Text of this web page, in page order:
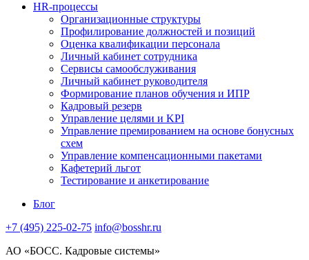
HR-процессы
Организационные структуры
Профилирование должностей и позиций
Оценка квалификации персонала
Личный кабинет сотрудника
Сервисы самообслуживания
Личный кабинет руководителя
Формирование планов обучения и ИПР
Кадровый резерв
Управление целями и KPI
Управление премированием на основе бонусных
схем
Управление компенсационными пакетами
Кафетерий льгот
Тестирование и анкетирование
Блог
+7 (495) 225-02-75 info@bosshr.ru
АО «БОСС. Кадровые системы»